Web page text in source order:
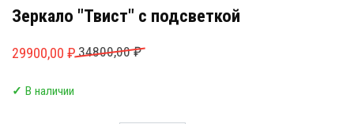
Зеркало "Твист" с подсветкой
34800,00₽
Первоначальная
составляла
29900,00 ₽
Текущая
29900,00 ₽.
✓ В наличии